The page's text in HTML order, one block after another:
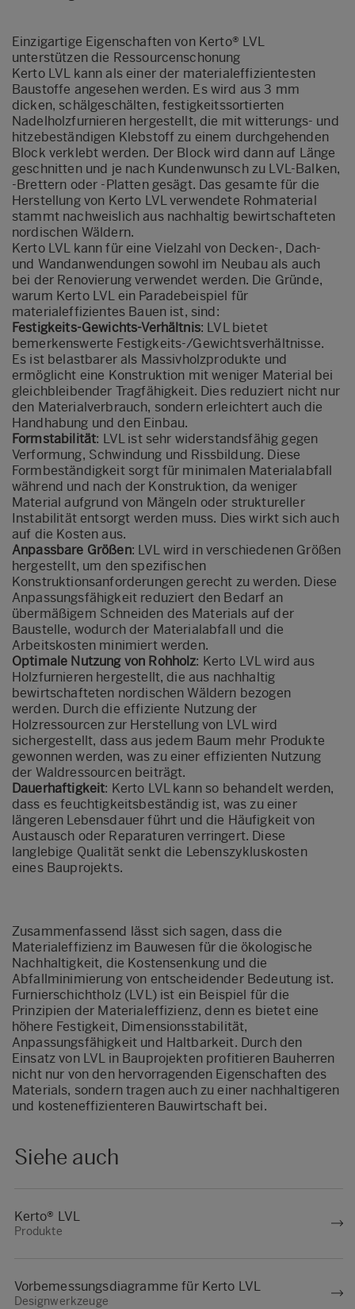
Einzigartige Eigenschaften von Kerto® LVL
unterstützen die Ressourcenschonung
Kerto LVL kann als einer der materialeffizientesten
Baustoffe angesehen werden. Es wird aus 3 mm
dicken, schälgeschälten, festigkeitssortierten
Nadelholzfurnieren hergestellt, die mit witterungs- und
hitzebeständigen Klebstoff zu einem durchgehenden
Block verklebt werden. Der Block wird dann auf Länge
geschnitten und je nach Kundenwunsch zu LVL-Balken,
-Brettern oder -Platten gesägt. Das gesamte für die
Herstellung von Kerto LVL verwendete Rohmaterial
stammt nachweislich aus nachhaltig bewirtschafteten
nordischen Wäldern.
Kerto LVL kann für eine Vielzahl von Decken-, Dach-
und Wandanwendungen sowohl im Neubau als auch
bei der Renovierung verwendet werden. Die Gründe,
warum Kerto LVL ein Paradebeispiel für
materialeffizientes Bauen ist, sind:
Festigkeits-Gewichts-Verhältnis: LVL bietet
bemerkenswerte Festigkeits-/Gewichtsverhältnisse.
Es ist belastbarer als Massivholzprodukte und
ermöglicht eine Konstruktion mit weniger Material bei
gleichbleibender Tragfähigkeit. Dies reduziert nicht nur
den Materialverbrauch, sondern erleichtert auch die
Handhabung und den Einbau.
Formstabilität: LVL ist sehr widerstandsfähig gegen
Verformung, Schwindung und Rissbildung. Diese
Formbeständigkeit sorgt für minimalen Materialabfall
während und nach der Konstruktion, da weniger
Material aufgrund von Mängeln oder struktureller
Instabilität entsorgt werden muss. Dies wirkt sich auch
auf die Kosten aus.
Anpassbare Größen: LVL wird in verschiedenen Größen
hergestellt, um den spezifischen
Konstruktionsanforderungen gerecht zu werden. Diese
Anpassungsfähigkeit reduziert den Bedarf an
übermäßigem Schneiden des Materials auf der
Baustelle, wodurch der Materialabfall und die
Arbeitskosten minimiert werden.
Optimale Nutzung von Rohholz: Kerto LVL wird aus
Holzfurnieren hergestellt, die aus nachhaltig
bewirtschafteten nordischen Wäldern bezogen
werden. Durch die effiziente Nutzung der
Holzressourcen zur Herstellung von LVL wird
sichergestellt, dass aus jedem Baum mehr Produkte
gewonnen werden, was zu einer effizienten Nutzung
der Waldressourcen beiträgt.
Dauerhaftigkeit: Kerto LVL kann so behandelt werden,
dass es feuchtigkeitsbeständig ist, was zu einer
längeren Lebensdauer führt und die Häufigkeit von
Austausch oder Reparaturen verringert. Diese
langlebige Qualität senkt die Lebenszykluskosten
eines Bauprojekts.
Zusammenfassend lässt sich sagen, dass die
Materialeffizienz im Bauwesen für die ökologische
Nachhaltigkeit, die Kostensenkung und die
Abfallminimierung von entscheidender Bedeutung ist.
Furnierschichtholz (LVL) ist ein Beispiel für die
Prinzipien der Materialeffizienz, denn es bietet eine
höhere Festigkeit, Dimensionsstabilität,
Anpassungsfähigkeit und Haltbarkeit. Durch den
Einsatz von LVL in Bauprojekten profitieren Bauherren
nicht nur von den hervorragenden Eigenschaften des
Materials, sondern tragen auch zu einer nachhaltigeren
und kosteneffizienteren Bauwirtschaft bei.
Siehe auch
Kerto® LVL
Produkte
Vorbemessungsdiagramme für Kerto LVL
Designwerkzeuge